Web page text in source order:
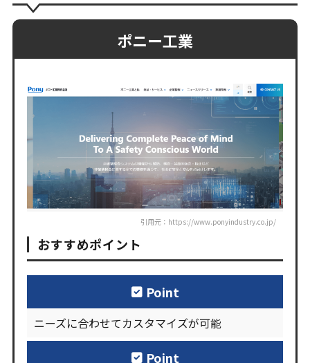
ポニー工業
引用元：https://www.ponyindustry.co.jp/
おすすめポイント
Point
ニーズに合わせてカスタマイズが可能
Point